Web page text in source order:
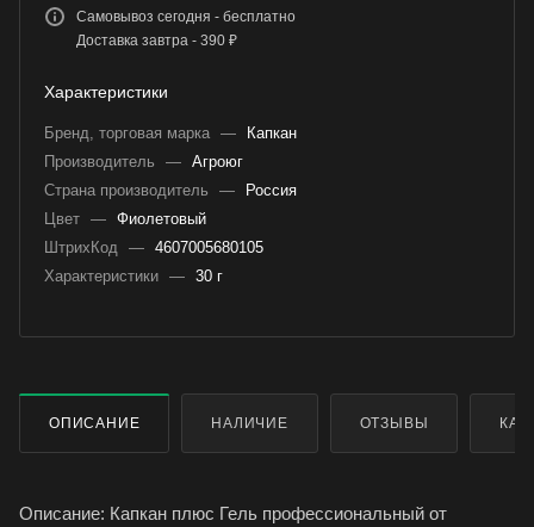
Самовывоз сегодня - бесплатно
Доставка завтра - 390 ₽
Характеристики
Бренд, торговая марка —
Капкан
Производитель
— Агроюг
Страна производитель
—
Россия
Цвет — Фиолетовый
ШтрихКод — 4607005680105
Характеристики — 30 г
ОПИСАНИЕ НАЛИЧИЕ ОТЗЫВЫ
Описание: Капкан плюс Гель профессиональный от